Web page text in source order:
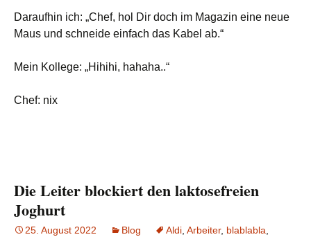
Daraufhin ich: „Chef, hol Dir doch im Magazin eine neue
Maus und schneide einfach das Kabel ab.“
Mein Kollege: „Hihihi, hahaha..“
Chef: nix
Die Leiter blockiert den laktosefreien
Joghurt
25. August 2022 Blog Aldi Arbeiter, blablabla